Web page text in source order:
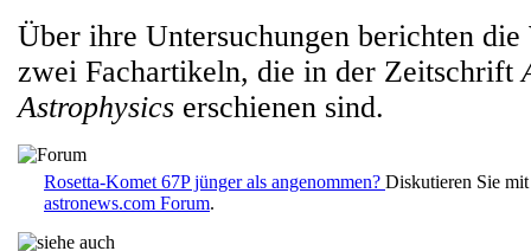
Über ihre Untersuchungen berichten
zwei Fachartikeln, die in der Zeitschrift
Astrophysics erschienen sind.
Rosetta-Komet 67P jünger als angenommen? Diskutieren Sie
astronews.com Forum.